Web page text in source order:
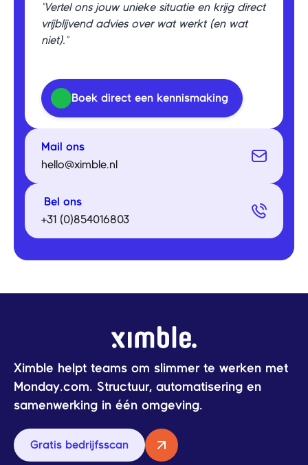
"Vertel ons jouw unieke situatie en krijg direct
vrijblijvend advies over wat werkt (en wat
niet)."
Boek direct een kennismaking
Mail ons
hello@ximble.nl
Bel ons
+31 (0)854016803
Ximble helpt teams om slimmer te werken met
Monday.com. Structuur, automatisering en
samenwerking in één omgeving.
Gratis bedrijfsscan